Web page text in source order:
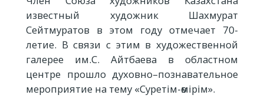
известный художник Шахмурат
Сейтмуратов в этом году отмечает 70-
летие. В связи с этим в художественной
галерее им.С. Айтбаева в областном
центре прошло духовно–познавательное
мероприятие на тему «Суретім-өмірім».